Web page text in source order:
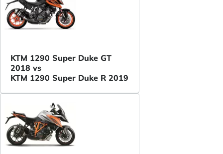
KTM 1290 Super Duke GT
2018 vs
KTM 1290 Super Duke R 2019